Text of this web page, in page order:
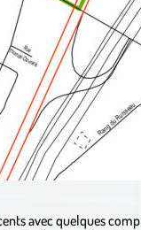
avec quelques